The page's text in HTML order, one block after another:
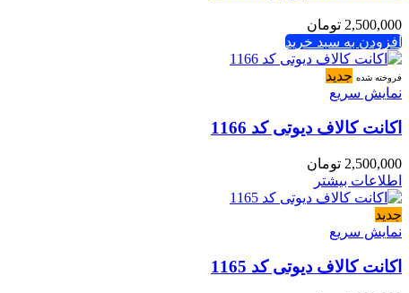
2,500,000 تومان
افزودن به سبد خرید
فروخته شده جدید
نمایش سریع
اکانت کالاف دیوتی کد 1166
2,500,000 تومان
اطلاعات بیشتر
جدید
نمایش سریع
اکانت کالاف دیوتی کد 1165